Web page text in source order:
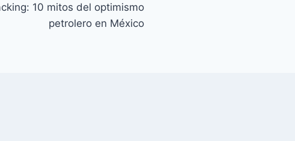
10 mitos del optimismo
petrolero en México